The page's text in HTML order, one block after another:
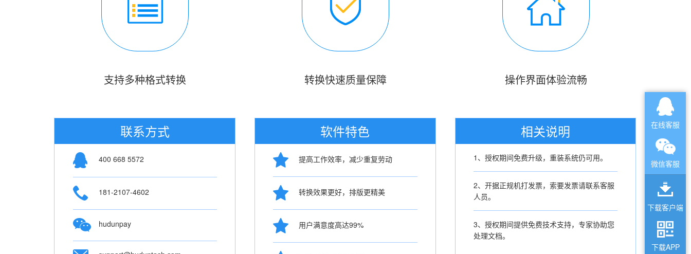
在线客服
微信客服
下载客户端
下载APP
支持多种格式转换 转换快速质量保障 操作界面体验流畅
联系方式
400 668 5572
181-2107-4602
hudunpay
软件特色
提高工作效率，减少重复劳动
转换效果更好，排版更精美
用户满意度高达99%
相关说明
1、授权期间免费升级，重装系统仍可用。
2、开据正规机打发票，索要发票请联系客服
人员。
3、授权期间提供免费技术支持，专家协助您
处理文档。